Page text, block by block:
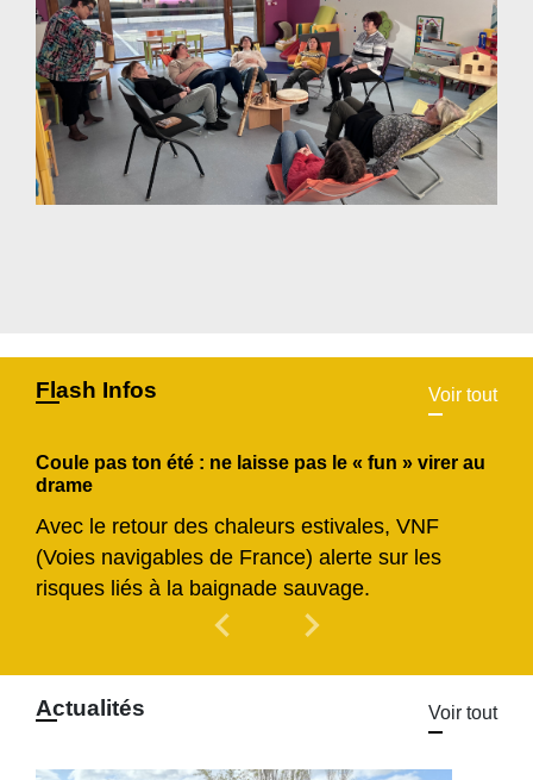
Flash Infos Voir tout
Coule pas ton été : ne laisse pas le « fun » virer au
drame
Avec le retour des chaleurs estivales, VNF
(Voies navigables de France) alerte sur les
risques liés à la baignade sauvage.
chevron_left Previous
chevron_right
Actualités Voir tout